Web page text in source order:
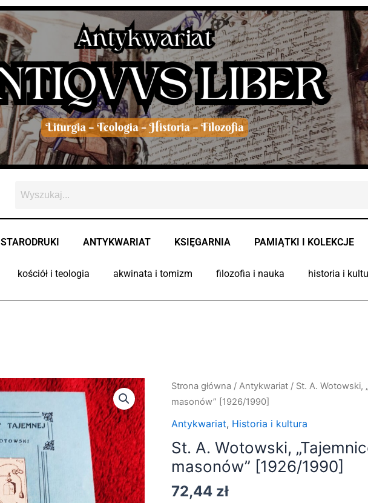
STARODRUKI ANTYKWARIAT KSIĘGARNIA PAMIĄTKI I KOLEKCJE
kościół i teologia akwinata i tomizm filozofia i nauka historia i
Strona główna /Antykwariat / St. A. Wotowski,
masonów” [1926/1990]
Antykwariat, Historia i kultura
St. A. Wotowski,
masonów” [1926/1990]
72,44 zł